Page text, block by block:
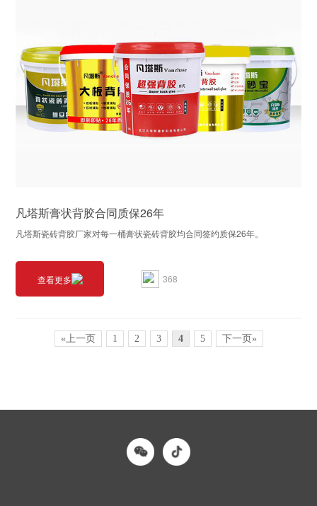
凡塔斯膏状背胶合同质保26年
凡塔斯瓷砖背胶厂家对每一桶膏状瓷砖背胶均合同签约质保26年。
查看更多 368
«上一页 1 2 3 4 5 下一页»